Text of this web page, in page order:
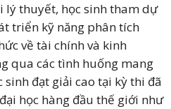
lý thuyết, học sinh tham dự
triển kỹ năng phân tích
về tài chính và kinh
qua các tình huống mang
đạt giải cao tại kỳ thi đã
học hàng đầu thế giới như